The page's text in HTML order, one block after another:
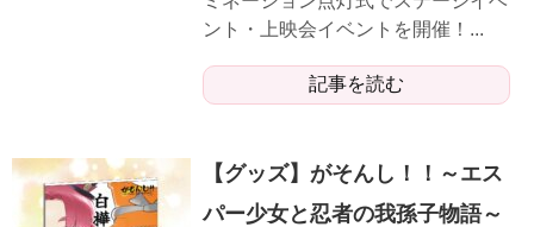
ント・上映会イベントを開催！...
記事を読む
【グッズ】がそんし！！～エス
パー少女と忍者の我孫子物語～